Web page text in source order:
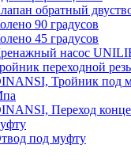
обратный
90 градусов
45 градусов
насос
переходной
Тройник под
Переход
под муфту